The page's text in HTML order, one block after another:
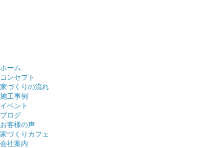
ホーム
コンセプト
家づくりの流れ
施工事例
イベント
ブログ
お客様の声
家づくりカフェ
会社案内